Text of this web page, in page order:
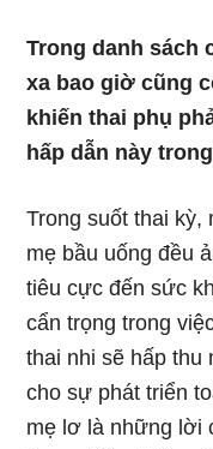
Trong danh sách
xa bao giờ cũng
khiến thai phụ
hấp dẫn này
Trong suốt thai kỳ,
mẹ bầu uống đều
tiêu cực đến sức
cẩn trọng trong
thai nhi sẽ hấp thu
cho sự phát triển
mẹ lơ là những lời